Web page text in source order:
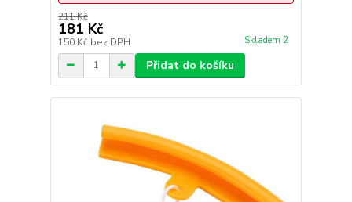
211 Kč
181 Kč
150 Kč bez DPH Skladem 2
Přidat do košíku